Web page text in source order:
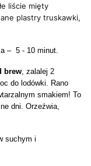
liście mięty
plastry truskawki,
– 5 - 10 minut.
brew , zalalej 2
do lodówki. Rano
smakiem! To
dni. Orzeźwia,
suchym i